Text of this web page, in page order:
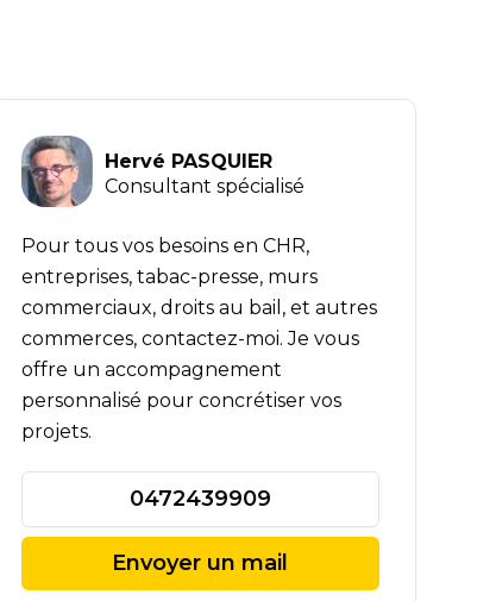
Hervé PASQUIER
Consultant spécialisé
Pour tous vos besoins en CHR,
entreprises, tabac-presse, murs
commerciaux, droits au bail, et autres
commerces, contactez-moi. Je vous
offre un accompagnement
personnalisé pour concrétiser vos
projets.
0472439909
Envoyer un mail